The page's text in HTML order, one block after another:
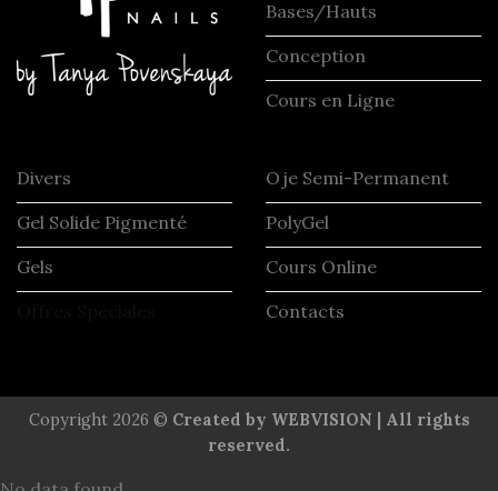
Bases/Hauts
Conception
Cours en Ligne
Divers
Gel Solide Pigmenté
Gels
Oje Semi-Permanent
PolyGel
Cours Online
Contacts
Copyright 2026 © Created by WEBVISION | All rights
reserved.